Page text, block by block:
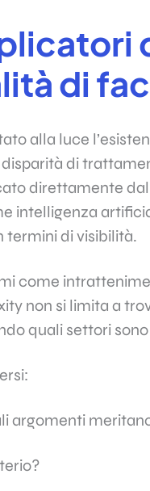
di
alla luce
di
direttamente dal
intelligenza
termini di visibilità.
come
non si limita a
quali settori
argomenti